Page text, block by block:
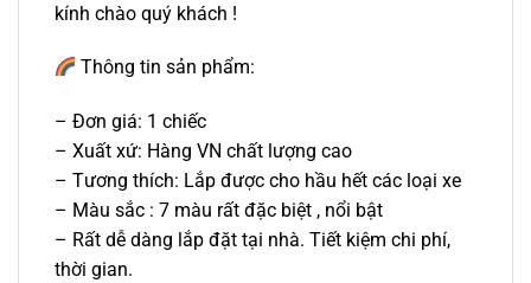
kính chào quý khách !
Thông tin sản phẩm:
– Đơn giá: 1 chiếc
– Xuất xứ: Hàng VN chất lượng cao
– Tương thích: Lắp được cho hầu hết các loại xe
– Màu sắc : 7 màu rất đặc biệt , nổi bật
– Rất dễ dàng lắp đặt tại nhà. Tiết kiệm chi phí,
thời gian.